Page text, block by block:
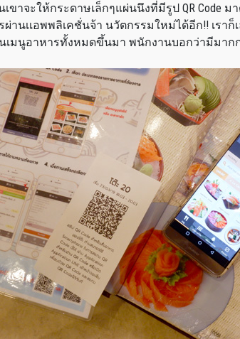
เขาจะให้กระดาษเล็กๆแผ่นนึงที่มีรูป QR Code
านเเอพพลิเคชั่นจ้า นวัตกรรมใหม่ได้อีก!! เราก็เ
นเมนูอาหารทั้งหมดขึ้นมา พนักงานบอกว่ามีมาก